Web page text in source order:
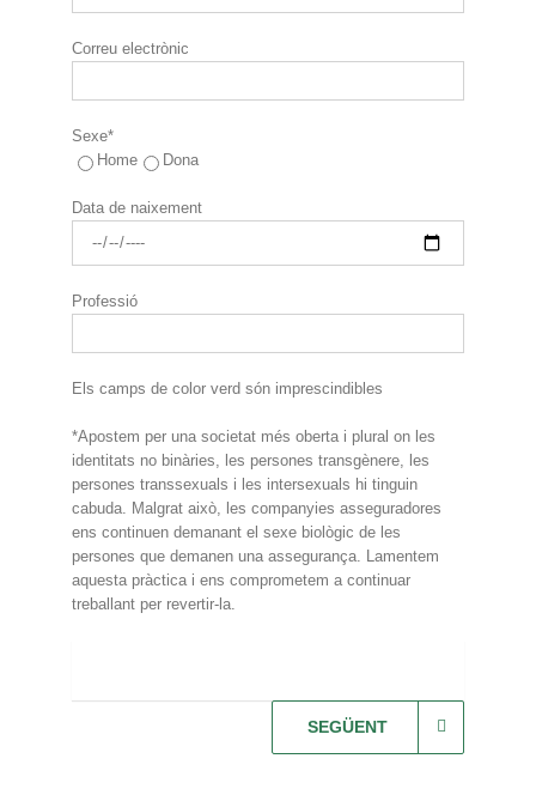
Correu electrònic
Sexe*
Home
Dona
Data de naixement
Professió
Els camps de color verd són imprescindibles
*Apostem per una societat més oberta i plural on les
identitats no binàries, les persones transgènere, les
persones transsexuals i les intersexuals hi tinguin
cabuda. Malgrat això, les companyies asseguradores
ens continuen demanant el sexe biològic de les
persones que demanen una assegurança. Lamentem
aquesta pràctica i ens comprometem a continuar
treballant per revertir-la.
SEGÜENT